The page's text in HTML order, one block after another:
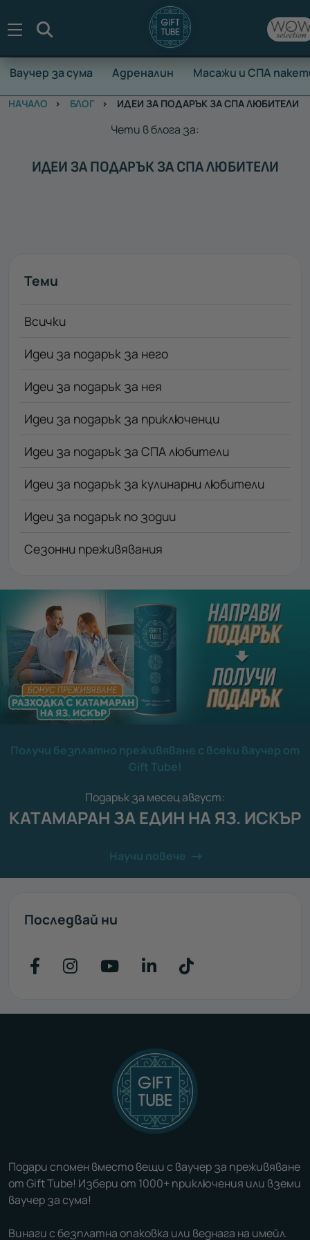
Ваучер за сума Адреналин Масажи и СПА
НАЧАЛО БЛОГ ИДЕИ ЗА ПОДАРЪК ЗА СПА ЛЮБИТЕЛИ
Чети в блога за:
ИДЕИ ЗА ПОДАРЪК ЗА СПА ЛЮБИТЕЛИ
Теми
Всички
Идеи за подарък за него
Идеи за подарък за нея
Идеи за подарък за приключенци
Идеи за подарък за СПА любители
Идеи за подарък за кулинарни любители
Идеи за подарък по зодии
Сезонни преживявания
Получи безплатно преживяване с всеки ваучер от
Gift Tube!
Подарък за месец август:
КАТАМАРАН ЗА ЕДИН НА ЯЗ. ИСКЪР
Научи повече
Последвай ни
Последвайте ни във Facebook
Последвайте ни във
Последвайте ни във
Последвайте ни
Последвайте
Подари спомен вместо вещи с ваучер за преживяване
от Gift Tube! Избери от 1000+ приключения или вземи
ваучер за сума!
Винаги с безплатна опаковка или веднага на имейл.